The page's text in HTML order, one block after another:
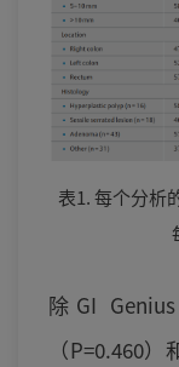
表1. 每个分析
除GI
（P=0.460